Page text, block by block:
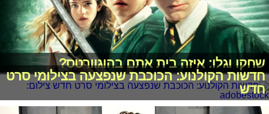
שחקו וגלו: איזה בית אתם בהוגוורטס?
חדשות הקולנוע: הכוכבת שנפצעה בצילומי סרט
חדש